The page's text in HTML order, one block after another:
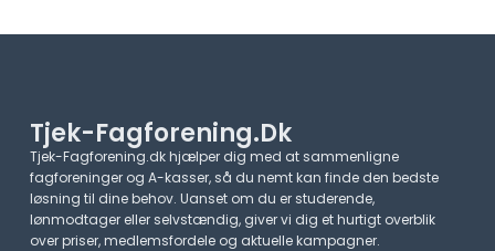
Tjek-Fagforening.dk
Tjek-Fagforening.dk hjælper dig med at sammenligne
fagforeninger og A-kasser, så du nemt kan finde den bedste
løsning til dine behov. Uanset om du er studerende,
lønmodtager eller selvstændig, giver vi dig et hurtigt overblik
over priser, medlemsfordele og aktuelle kampagner.​